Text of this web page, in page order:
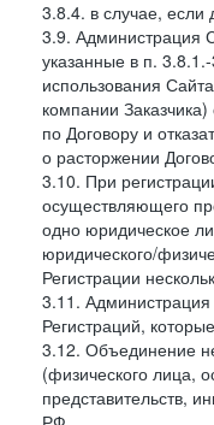
3.8.4. в случае, если
3.9. Администрация
указанные в п.
использования
компании
по Договору и
о расторжении
3.10. При
осуществляющего
одно юридическое
юридического/
Регистрации
3.11. Администрация
Регистраций,
3.12. Объединение
(физического лица,
представительств,